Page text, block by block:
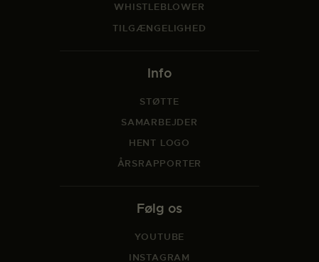
WHISTLEBLOWER
TILGÆNGELIGHED
Info
STØTTE
SAMARBEJDER
HENT LOGO
ÅRSRAPPORTER
Følg os
YOUTUBE
INSTAGRAM